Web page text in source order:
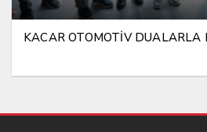
KACAR OTOMOTİV DUALARLA